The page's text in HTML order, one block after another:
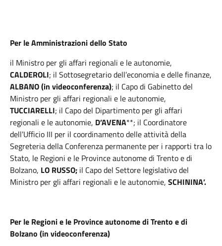
Per le Amministrazioni dello Stato
il Ministro per gli affari regionali e le autonomie,
CALDEROLI; il Sottosegretario dell’economia e delle finanze,
ALBANO (in videoconferenza); il Capo di Gabinetto del
Ministro per gli affari regionali e le autonomie,
TUCCIARELLI; il Capo del Dipartimento per gli affari
regionali e le autonomie, D’AVENA**; il Coordinatore
dell’Ufficio III per il coordinamento delle attività della
Segreteria della Conferenza permanente per i rapporti tra lo
Stato, le Regioni e le Province autonome di Trento e di
Bolzano, LO RUSSO; il Capo del Settore legislativo del
Ministro per gli affari regionali e le autonomie, SCHININA’.
Per le Regioni e le Province autonome di Trento e di
Bolzano (in videoconferenza)